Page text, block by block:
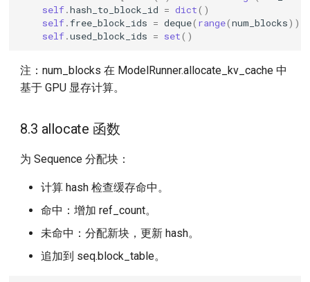
self.hash_to_block_id = dict()
self.free_block_ids = deque( range(num_blocks))
self.used_block_ids = set()
注：num_blocks 在 ModelRunner.allocate_kv_cache 中
基于 GPU 显存计算。
8.3 allocate 函数
为 Sequence 分配块：
计算 hash 检查缓存命中。
命中：增加 ref_count。
未命中：分配新块，更新 hash。
追加到 seq.block_table。